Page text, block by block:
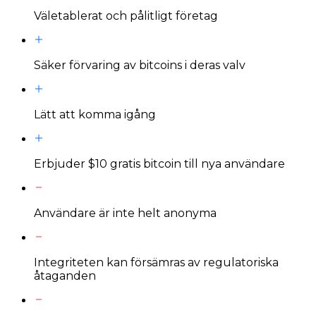
Väletablerat och pålitligt företag
Säker förvaring av bitcoins i deras valv
Lätt att komma igång
Erbjuder $10 gratis bitcoin till nya användare
Användare är inte helt anonyma
Integriteten kan försämras av regulatoriska
åtaganden